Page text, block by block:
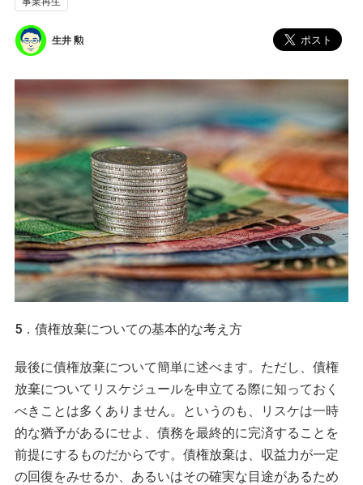
生井 勲
5．債権放棄についての基本的な考え方
最後に債権放棄について簡単に述べます。ただし、債権
放棄についてリスケジュールを申立てる際に知っておく
べきことは多くありません。というのも、リスケは一時
的な猶予があるにせよ、債務を最終的に完済することを
前提にするものだからです。債権放棄は、収益力が一定
の回復をみせるか、あるいはその確実な目途があるため